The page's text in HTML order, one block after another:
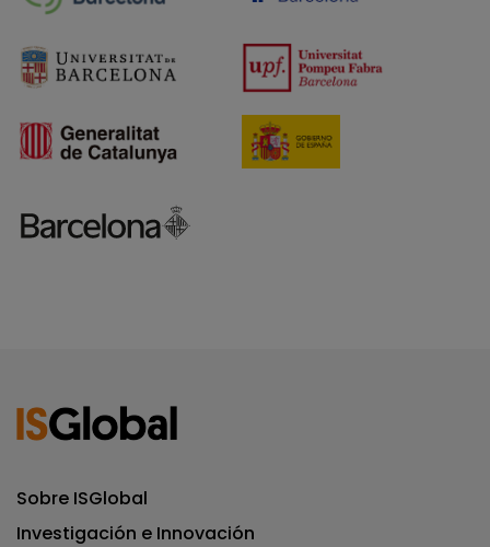
Sobre ISGlobal
Investigación e Innovación